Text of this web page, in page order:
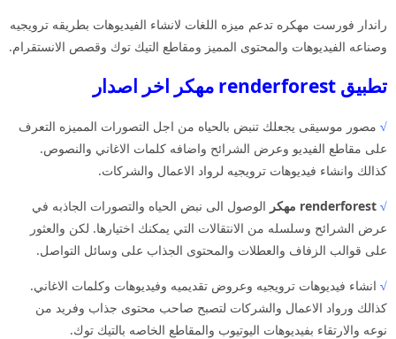
راندار فورست مهكره تدعم ميزه اللغات لانشاء الفيديوهات بطريقه ترويجيه
وصناعه الفيديوهات والمحتوى المميز ومقاطع التيك توك وقصص الانستقرام.
تطبيق renderforest مهكر اخر اصدار
√ مصور موسيقى يجعلك تنبض بالحياه من اجل التصورات المميزه التعرف
على مقاطع الفيديو وعرض الشرائح واضافه كلمات الاغاني والنصوص.
كذالك وانشاء فيديوهات ترويجيه لرواد الاعمال والشركات.
√ renderforest مهكر
الوصول الى نبض الحياه والتصورات الجاذبه في
عرض الشرائح وسلسله من الانتقالات التي يمكنك اختيارها. لكن والعثور
على قوالب الزفاف والعطلات والمحتوى الجذاب على وسائل التواصل.
√ انشاء فيديوهات ترويجيه وعروض تقديميه وفيديوهات وكلمات الاغاني.
كذالك ورواد الاعمال والشركات لتصبح صاحب محتوى جذاب وفريد من
نوعه والارتقاء بفيديوهات اليوتيوب والمقاطع الخاصه بالتيك توك.